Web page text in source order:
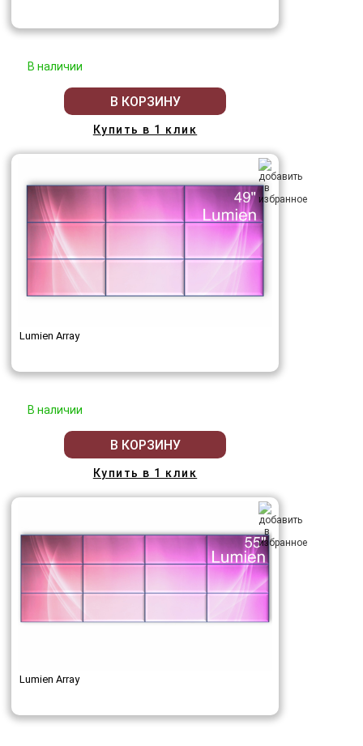
В наличии
В КОРЗИНУ
Купить в 1 клик
Lumien Array
В наличии
В КОРЗИНУ
Купить в 1 клик
Lumien Array